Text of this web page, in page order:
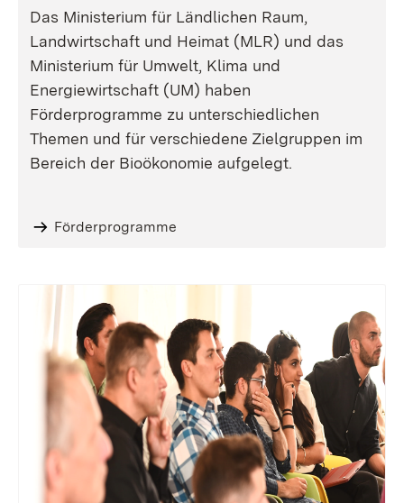
Das Ministerium für Ländlichen Raum,
Landwirtschaft und Heimat (MLR) und das
Ministerium für Umwelt, Klima und
Energiewirtschaft (UM) haben
Förderprogramme zu unterschiedlichen
Themen und für verschiedene Zielgruppen im
Bereich der Bioökonomie aufgelegt.
Förderprogramme